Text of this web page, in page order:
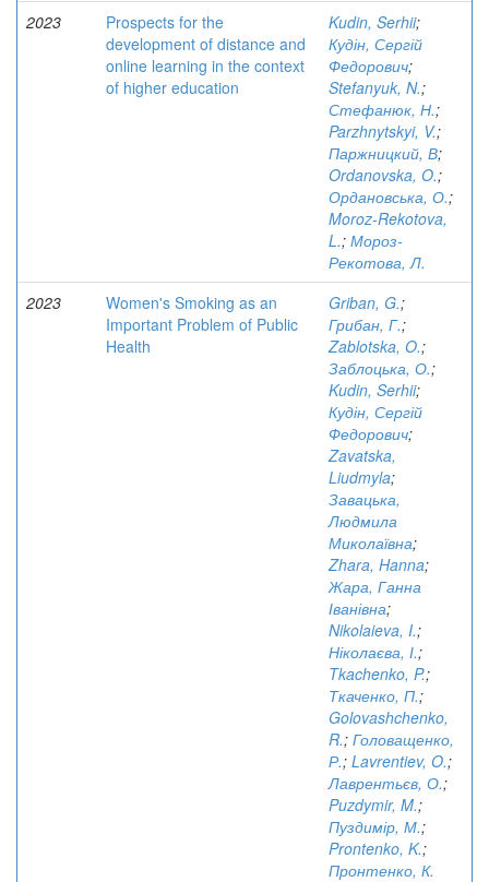
2023
Prospects for the
development of distance and
online learning in the context
of higher education
Kudin, Serhii;
Кудін, Сергій
Федорович;
Stefanyuk, N.;
Стефанюк, Н.;
Parzhnytskyi, V.;
Паржницкий, В;
Ordanovska, O.;
Ордановська, О.;
Moroz-Rekotova,
L.; Мороз-
Рекотова, Л.
2023
Women's Smoking as an
Important Problem of Public
Health
Griban, G.;
Грибан, Г.;
Zablotska, O.;
Заблоцька, О.;
Kudin, Serhii;
Кудін, Сергій
Федорович;
Zavatska,
Liudmyla;
Завацька,
Людмила
Миколаївна;
Zhara, Hanna;
Жара, Ганна
Іванівна;
Nikolaieva, I.;
Ніколаєва, І.;
Tkachenko, P.;
Ткаченко, П.;
Golovashchenko,
R.; Головащенко,
Р.; Lavrentiev, O.;
Лаврентьєв, О.;
Puzdymir, M.;
Пуздимір, М.;
Prontenko, K.;
Пронтенко, К.